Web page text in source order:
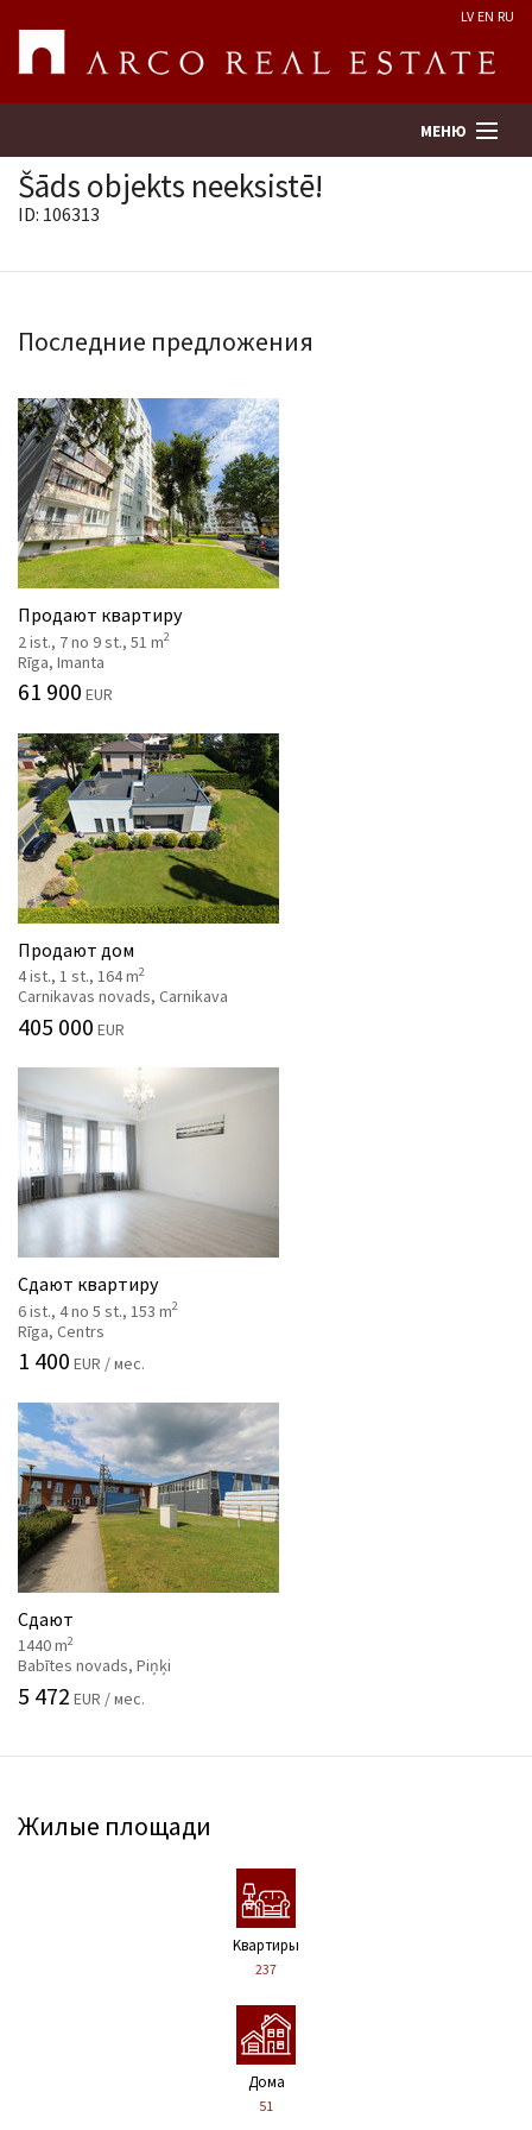
LV EN RU
МЕНЮ
Предприятие
Услуги
Kонтакты
Šāds objekts neeksistē!
ID: 106313
Последние предложения
Продают квартиру
2 ist., 7 no 9 st., 51 m2
Rīga, Imanta
61 900 EUR
Продают дом
4 ist., 1 st., 164 m2
Carnikavas novads, Carnikava
405 000 EUR
Сдают квартиру
6 ist., 4 no 5 st., 153 m2
Rīga, Centrs
1 400 EUR / мес.
Сдают
1440 m2
Babītes novads, Piņķi
5 472 EUR / мес.
Жилые площади
Kвартиры
237
Дома
51